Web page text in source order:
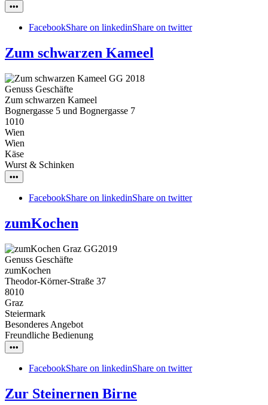
•••
FacebookShare on linkedinShare on twitter
Zum schwarzen Kameel
Genuss Geschäfte
Zum schwarzen Kameel
Bognergasse 5 und Bognergasse 7
1010
Wien
Wien
Käse
Wurst & Schinken
•••
FacebookShare on linkedinShare on twitter
zumKochen
Genuss Geschäfte
zumKochen
Theodor-Körner-Straße 37
8010
Graz
Steiermark
Besonderes Angebot
Freundliche Bedienung
•••
FacebookShare on linkedinShare on twitter
Zur Steinernen Birne